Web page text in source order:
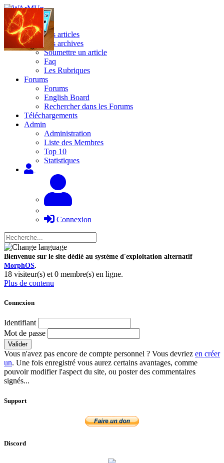
Site
Les articles
Les archives
Soumettre un article
Faq
Les Rubriques
Forums
Forums
English Board
Rechercher dans les Forums
Téléchargements
Admin
Administration
Liste des Membres
Top 10
Statistiques
Connexion
Bienvenue sur le site dédié au système d'exploitation alternatif
MorphOS.
18 visiteur(s) et 0 membre(s) en ligne.
Plus de contenu
Connexion
Identifiant
Mot de passe
Valider
Vous n'avez pas encore de compte personnel ? Vous devriez en créer
un. Une fois enregistré vous aurez certains avantages, comme
pouvoir modifier l'aspect du site, ou poster des commentaires
signés...
Support
Discord